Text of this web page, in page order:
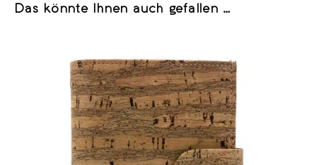
Das könnte Ihnen auch gefallen …